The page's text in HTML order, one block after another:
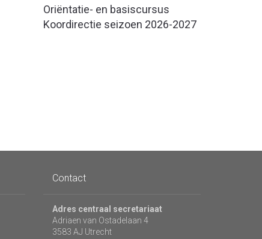
Oriëntatie- en basiscursus
Koordirectie seizoen 2026-2027
Contact
Adres centraal secretariaat
Adriaen van Ostadelaan 4
3583 AJ Utrecht